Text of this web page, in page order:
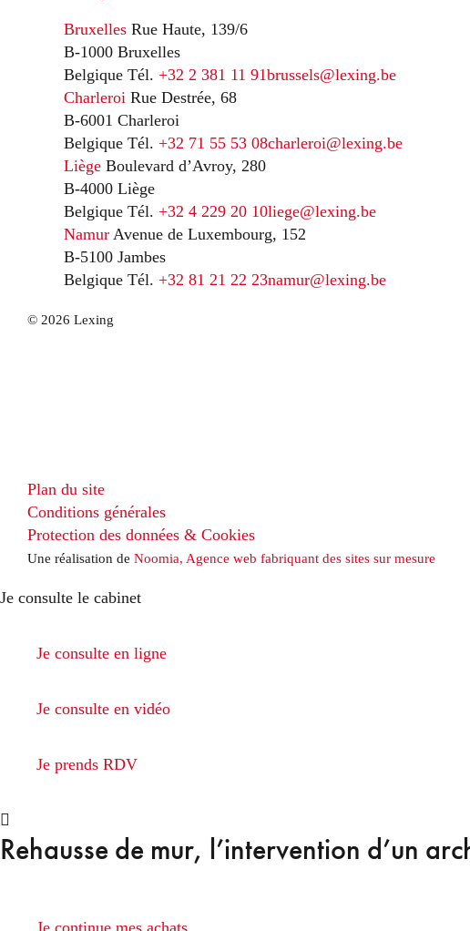
Bruxelles Rue Haute, 139/6
B-1000 Bruxelles
Belgique Tél. +32 2 381 11 91brussels@lexing.be
Charleroi Rue Destrée, 68
B-6001 Charleroi
Belgique Tél. +32 71 55 53 08charleroi@lexing.be
Liège Boulevard d’Avroy, 280
B-4000 Liège
Belgique Tél. +32 4 229 20 10liege@lexing.be
Namur Avenue de Luxembourg, 152
B-5100 Jambes
Belgique Tél. +32 81 21 22 23namur@lexing.be
© 2026 Lexing
Plan du site
Conditions générales
Protection des données & Cookies
Une réalisation de Noomia, Agence web fabriquant des sites sur mesure
Je consulte le cabinet
Je consulte en ligne
Je consulte en vidéo
Je prends RDV
Rehausse de mur, l’intervention d’un
Je continue mes achats